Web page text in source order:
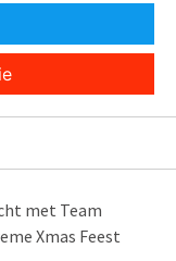
met Team
Xmas Feest